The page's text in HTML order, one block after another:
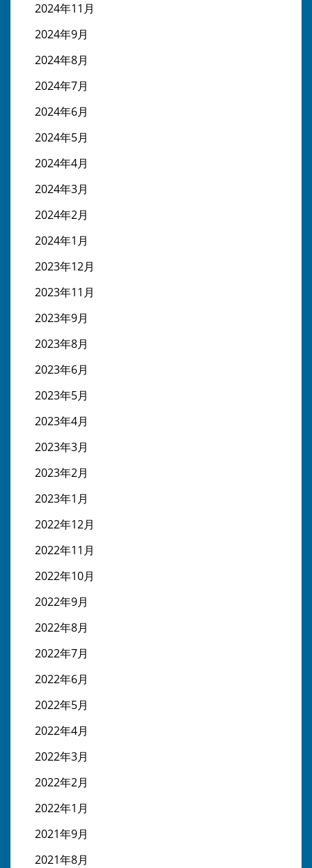
2024年11月
2024年9月
2024年8月
2024年7月
2024年6月
2024年5月
2024年4月
2024年3月
2024年2月
2024年1月
2023年12月
2023年11月
2023年9月
2023年8月
2023年6月
2023年5月
2023年4月
2023年3月
2023年2月
2023年1月
2022年12月
2022年11月
2022年10月
2022年9月
2022年8月
2022年7月
2022年6月
2022年5月
2022年4月
2022年3月
2022年2月
2022年1月
2021年9月
2021年8月